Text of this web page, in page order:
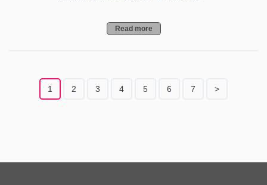
Read more
1 2 3 4 5 6 7 >